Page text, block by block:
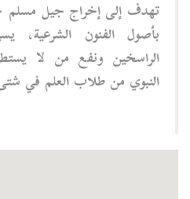
تهدف إلىإخراج جيل مسلم
بأصول الفنون الشرعية،
الراسخين ونفع من لا
النبوي من طلاب العلم في